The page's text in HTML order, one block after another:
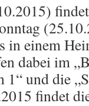
in einem
dabei im
1“ und die
findet